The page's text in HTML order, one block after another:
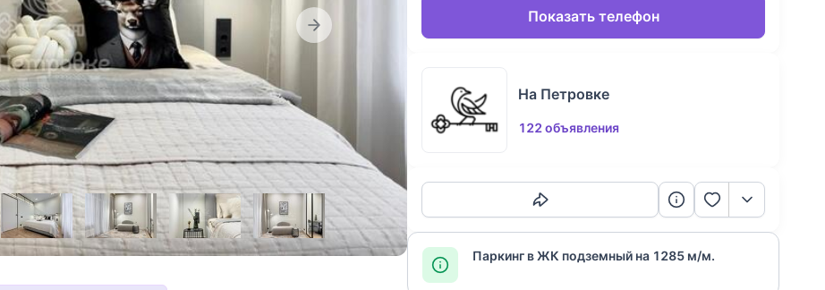
Показать телефон
На Петровке
122 объявления
Паркинг в ЖК подземный на 1285 м/м.